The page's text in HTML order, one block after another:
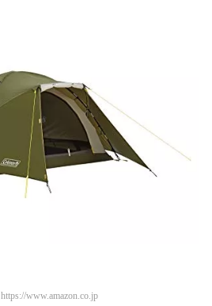
https://www.amazon.co.jp